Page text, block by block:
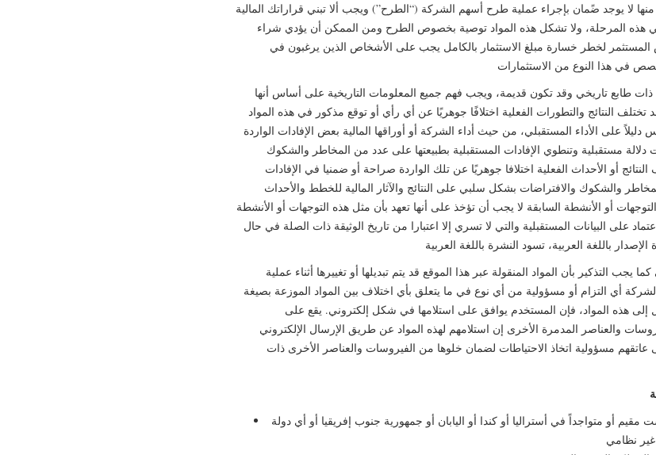
لا يوجد ضًمان بإجراء عملية طرح أسهم الشركة (“الطرح”) ويجب ألا تبني قراراتك المالية
هذه المرحلة، ولا تشكل هذه المواد توصية بخصوص الطرح ومن الممكن أن يؤدي شراء
المستثمر لخطر خسارة مبلغ الاستثمار بالكامل يجب على الأشخاص الذين يرغبون في
طابع تاريخي وقد تكون قديمة، ويجب فهم جميع المعلومات التاريخية على أساس أنها
النتائج والتطورات الفعلية اختلافًا جوهريًا عن أي رأي أو توقع مذكور في هذه المواد
دليلاً على الأداء المستقبلي، من حيث أداء الشركة أو أوراقها المالية بعض الإفادات الواردة
مستقبلية وتنطوي الإفادات المستقبلية بطبيعتها على عدد من المخاطر والشكوك
أو الأحداث الفعلية اختلافا جوهريًا عن تلك الواردة صراحة أو ضمنيا في الإفادات
والشكوك والافتراضات بشكل سلبي على النتائج والآثار المالية للخطط والأحداث
أو الأنشطة السابقة لا يجب أن تؤخذ على أنها تعهد بأن مثل هذه التوجهات أو الأنشطة
على البيانات المستقبلية والتي لا تسري إلا اعتبارا من تاريخ الوثيقة ذات الصلة في حال
الشركة أي التزام أو مسؤولية من أي نوع في ما يتعلق بأي اختلاف بين المواد الموزعة بصيغة
إلى هذه المواد، فإن المستخدم يوافق على استلامها في شكل إلكتروني. يقع على
والعناصر المدمرة الأخرى إن استلامهم لهذه المواد عن طريق الإرسال الإلكتروني
مسؤولية اتخاذ الاحتياطات لضمان خلوها من الفيروسات والعناصر الأخرى ذات
أو متواجداً في أستراليا أو كندا أو اليابان أو جمهورية جنوب إفريقيا أو أي دولة